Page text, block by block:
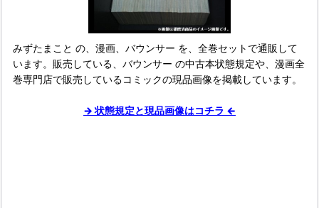
みずたまこと の、漫画、バウンサー を、全巻セットで通販して
います。販売している、バウンサー の中古本状態規定や、漫画全
巻専門店で販売しているコミックの現品画像を掲載しています。
→ 状態規定と現品画像はコチラ ←